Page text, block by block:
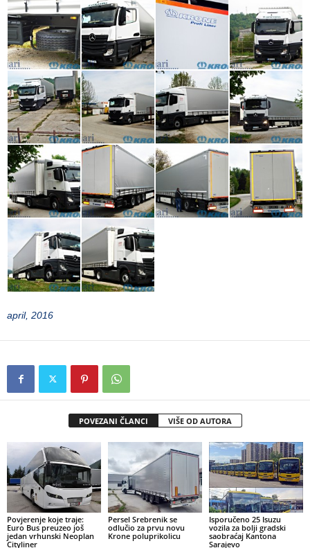
april, 2016
POVEZANI ČLANCI VIŠE OD AUTORA
Povjerenje koje traje:
Euro Bus preuzeo još
jedan vrhunski Neoplan
Cityliner
Persel Srebrenik se
odlučio za prvu novu
Krone poluprikolicu
Isporučeno 25 Isuzu
vozila za bolji gradski
saobraćaj Kantona
Sarajevo